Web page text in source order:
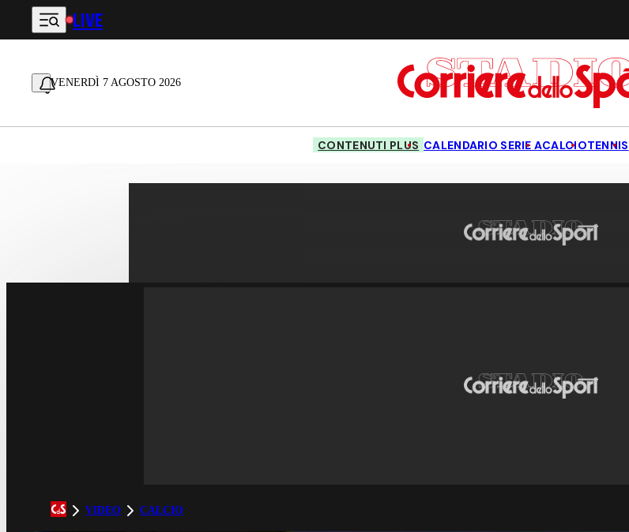
Vai al contenuto principale
LIVE
VENERDÌ 7 AGOSTO 2026
CONTENUTI PLUS CALENDARIO SERIE ACALCIOTENNIS
VIDEO CALCIO